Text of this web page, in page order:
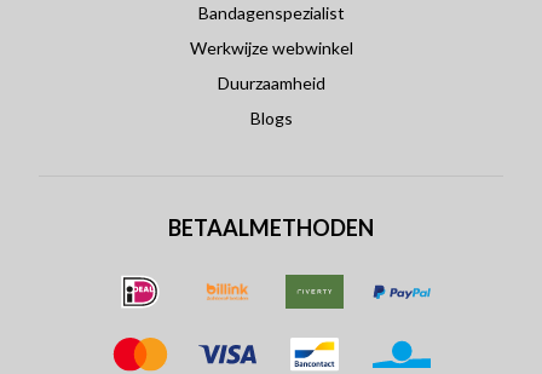
Bandagenspezialist
Werkwijze webwinkel
Duurzaamheid
Blogs
BETAALMETHODEN